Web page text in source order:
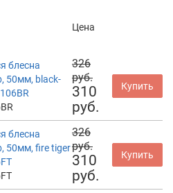
Цена
блесна
50мм, black-
326
руб.
310
руб.
Купить
блесна
50мм, fire tiger
326
руб.
310
руб.
Купить